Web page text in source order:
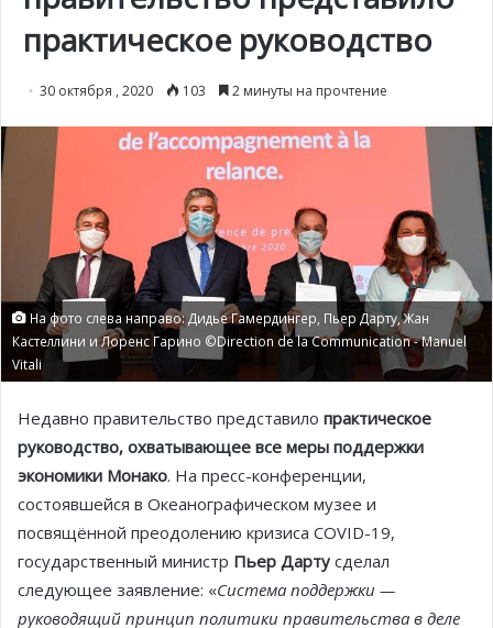
практическое руководство
30 октября , 2020 103 2 минуты на прочтение
На фото слева направо: Дидье Гамердингер, Пьер Дарту, Жан
Кастеллини и Лоренс Гарино ©Direction de la Communication - Manuel
Vitali
Недавно правительство представило практическое
руководство, охватывающее все меры поддержки
экономики Монако. На пресс-конференции,
состоявшейся в Океанографическом музее и
посвящённой преодолению кризиса COVID-19,
государственный министр Пьер Дарту сделал
следующее заявление: «Система поддержки —
руководящий принцип политики правительства в деле